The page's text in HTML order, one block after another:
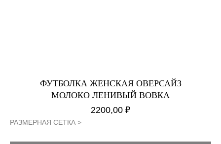
ФУТБОЛКА ЖЕНСКАЯ ОВЕРСАЙЗ
МОЛОКО ЛЕНИВЫЙ ВОВКА
2200,00 ₽
РАЗМЕРНАЯ СЕТКА >